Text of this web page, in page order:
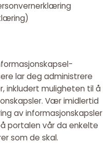
lar deg administrere
inkludert muligheten til å
Vær imidlertid
av informasjonskapsler
portalen vår da enkelte
som de skal.